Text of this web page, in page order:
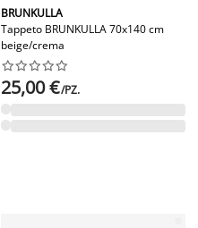
BRUNKULLA
Tappeto BRUNKULLA 70x140 cm
beige/crema






25,00 €/PZ.